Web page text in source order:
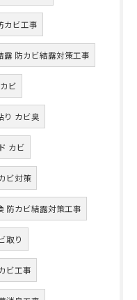
カビ工事
露 防カビ結露対策工事
ビ
り カビ臭
カビ
ビ対策
防カビ結露対策工事
取り
ビ工事